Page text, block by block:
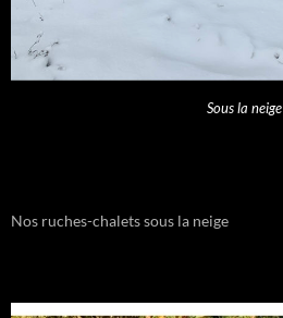
Sous la neige
Nos ruches-chalets sous la neige